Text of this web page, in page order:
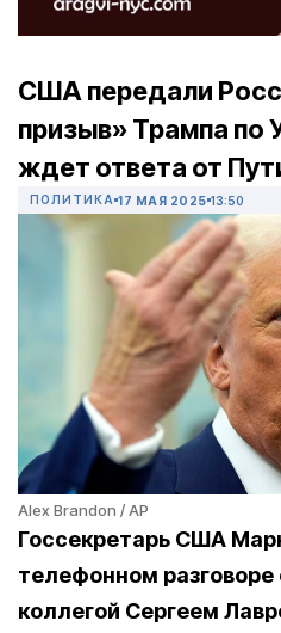
США передали
призыв» Трампа по
ждет ответа от
ПОЛИТИКА 17 МАЯ 2025 13:50
Alex Brandon / AP
Госсекретарь США
телефонном разговоре
коллегой Сергеем